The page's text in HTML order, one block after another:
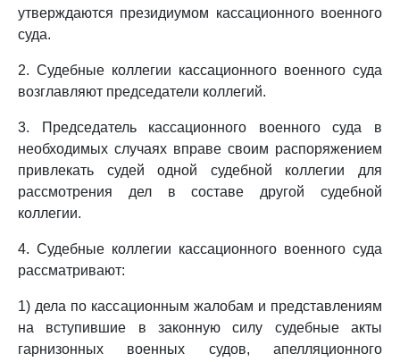
утверждаются президиумом кассационного военного
суда.
2. Судебные коллегии кассационного военного суда
возглавляют председатели коллегий.
3. Председатель кассационного военного суда в
необходимых случаях вправе своим распоряжением
привлекать судей одной судебной коллегии для
рассмотрения дел в составе другой судебной
коллегии.
4. Судебные коллегии кассационного военного суда
рассматривают:
1) дела по кассационным жалобам и представлениям
на вступившие в законную силу судебные акты
гарнизонных военных судов, апелляционного